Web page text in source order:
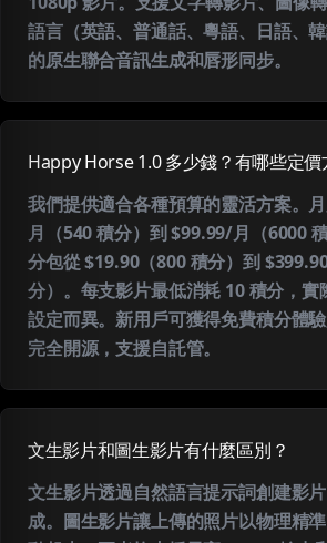
語言（英語、普通話、粵語、日語、韓
的原生聯合音訊生成和唇形同步。
Happy Horse 1.0 多少錢？有哪些定價
我們提供適合各種預算的靈活方案。
月（540 積分）到 $99.99/月（6000
分包從 $19.90（800 積分）到
分）。每支影片最低消耗 10 積分，實
設定而異。新用戶可獲得免費積分體
完全開源，支援自託管。
文生影片和圖生影片有什麼區別？
文生影片透過自然語言提示詞創建影
成。圖生影片讓上傳的照片以物理精